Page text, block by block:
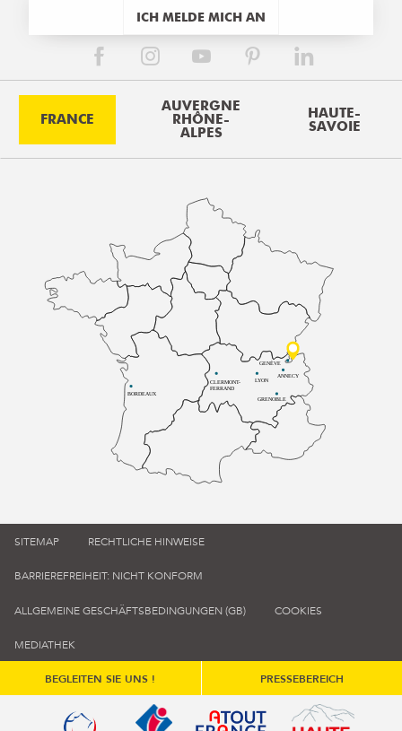
ICH MELDE MICH AN
FRANCE
AUVERGNE
RHÔNE-
ALPES
HAUTE-
SAVOIE
BORDEAUX
CLERMONT-
FERRAND
LYON
ANNECY
GRENOBLE
GENÈVE
SITEMAP RECHTLICHE HINWEISE
BARRIEREFREIHEIT: NICHT KONFORM
ALLGEMEINE GESCHÄFTSBEDINGUNGEN (GB) COOKIES
MEDIATHEK
BEGLEITEN SIE UNS ! PRESSEBEREICH
Qualité tourisme (s'ouvre dans une nouvelle fenêtre)
Office de tourisme de France (s'ouvre
Atout France (s'ouvre dans